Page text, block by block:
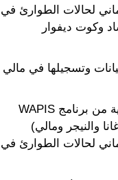
لحالات الطوارئ في
وكوت ديفوار
وتسجيلها في مالي
: إطلاق المرحلة الثانية من برنامج WAPIS
والنيجر ومالي)
لحالات الطوارئ في